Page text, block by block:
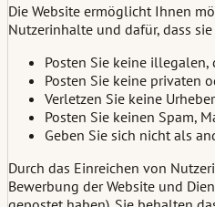
Die Website ermöglicht Ihnen
Nutzerinhalte und dafür, dass
Posten Sie keine
Posten Sie keine privaten
Verletzen Sie keine
Posten Sie keinen Spam,
Geben Sie sich nicht als
Durch das Einreichen von
Bewerbung der Website und